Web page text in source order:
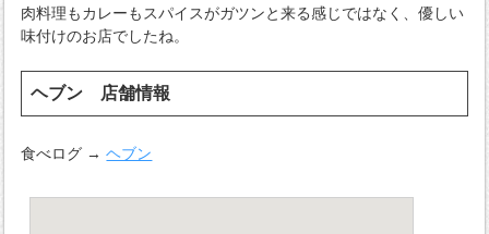
肉料理もカレーもスパイスがガツンと来る感じではなく、優しい
味付けのお店でしたね。
ヘブン 店舗情報
食べログ →ヘブン